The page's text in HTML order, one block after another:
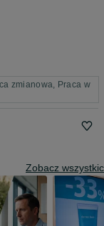
zmianowa, Praca w
Zobacz